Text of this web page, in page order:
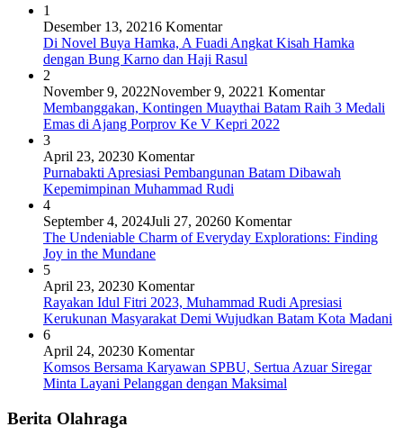
1
Desember 13, 20216 Komentar
Di Novel Buya Hamka, A Fuadi Angkat Kisah Hamka
dengan Bung Karno dan Haji Rasul
2
November 9, 2022November 9, 20221 Komentar
Membanggakan, Kontingen Muaythai Batam Raih 3 Medali
Emas di Ajang Porprov Ke V Kepri 2022
3
April 23, 20230 Komentar
Purnabakti Apresiasi Pembangunan Batam Dibawah
Kepemimpinan Muhammad Rudi
4
September 4, 2024Juli 27, 20260 Komentar
The Undeniable Charm of Everyday Explorations: Finding
Joy in the Mundane
5
April 23, 20230 Komentar
Rayakan Idul Fitri 2023, Muhammad Rudi Apresiasi
Kerukunan Masyarakat Demi Wujudkan Batam Kota Madani
6
April 24, 20230 Komentar
Komsos Bersama Karyawan SPBU, Sertua Azuar Siregar
Minta Layani Pelanggan dengan Maksimal
Berita Olahraga